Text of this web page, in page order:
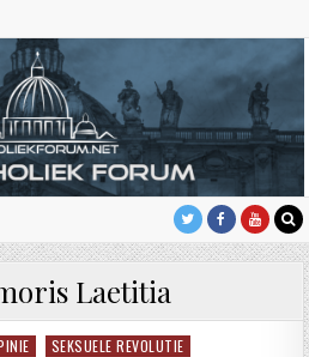
Laetitia
SEKSUELE REVOLUTIE